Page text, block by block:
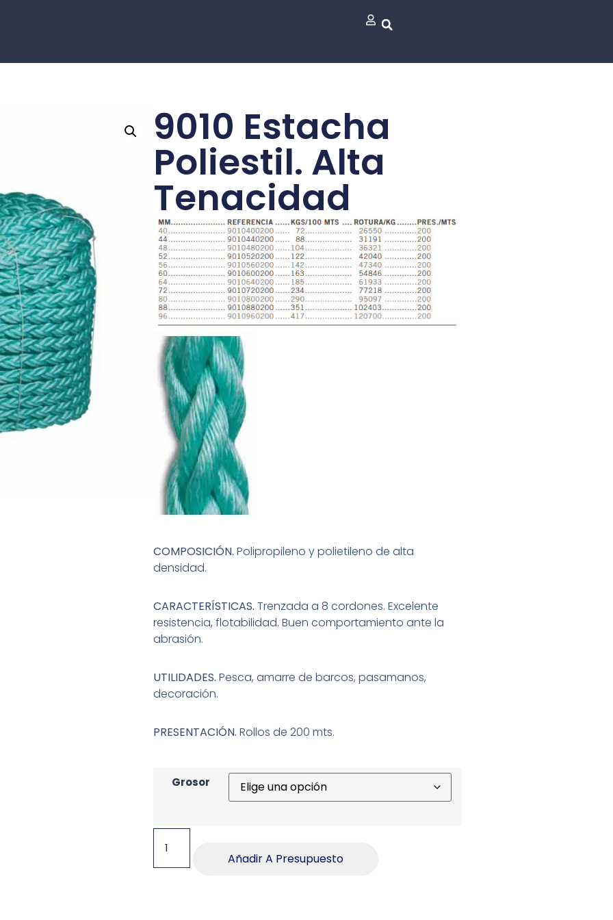
9010 Estacha
Poliestil. Alta
Tenacidad
COMPOSICIÓN. Polipropileno y polietileno de alta
densidad.
CARACTERÍSTICAS. Trenzada a 8 cordones. Excelente
resistencia, flotabilidad. Buen comportamiento ante la
abrasión.
UTILIDADES. Pesca, amarre de barcos, pasamanos,
decoración.
PRESENTACIÓN. Rollos de 200 mts.
Grosor
Añadir A Presupuesto